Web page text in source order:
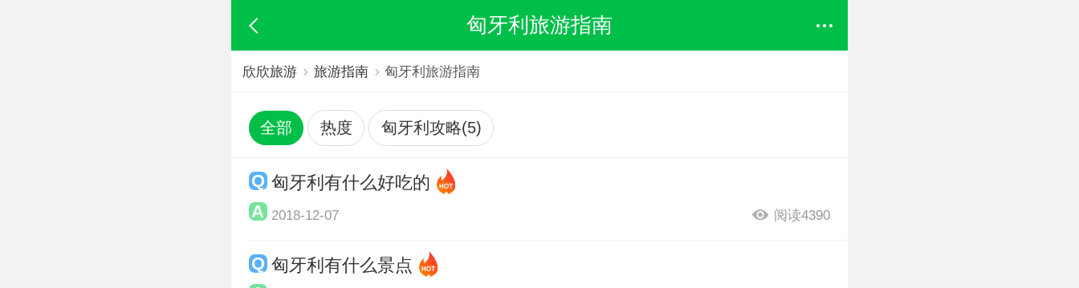
匈牙利旅游指南
欣欣旅游 旅游指南 匈牙利旅游指南
全部 热度 匈牙利攻略(5)
匈牙利有什么好吃的
2018-12-07 阅读4390
匈牙利有什么景点